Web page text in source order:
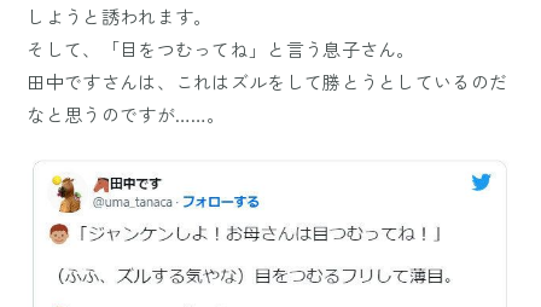
しようと誘われます。
そして、「目をつむってね」と言う息子さん。
田中ですさんは、これはズルをして勝とうとしているのだ
なと思うのですが……。